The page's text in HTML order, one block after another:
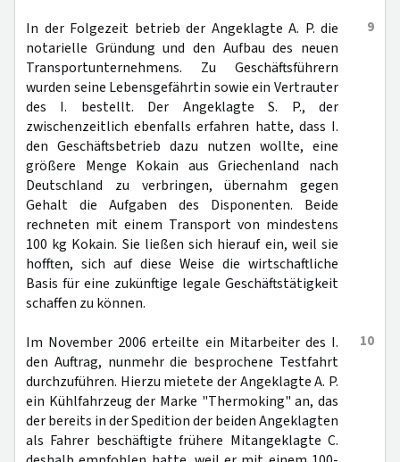
9
In der Folgezeit betrieb der Angeklagte A. P. die
notarielle Gründung und den Aufbau des neuen
Transportunternehmens. Zu Geschäftsführern
wurden seine Lebensgefährtin sowie ein Vertrauter
des I. bestellt. Der Angeklagte S. P., der
zwischenzeitlich ebenfalls erfahren hatte, dass I.
den Geschäftsbetrieb dazu nutzen wollte, eine
größere Menge Kokain aus Griechenland nach
Deutschland zu verbringen, übernahm gegen
Gehalt die Aufgaben des Disponenten. Beide
rechneten mit einem Transport von mindestens
100 kg Kokain. Sie ließen sich hierauf ein, weil sie
hofften, sich auf diese Weise die wirtschaftliche
Basis für eine zukünftige legale Geschäftstätigkeit
schaffen zu können.
10
Im November 2006 erteilte ein Mitarbeiter des I.
den Auftrag, nunmehr die besprochene Testfahrt
durchzuführen. Hierzu mietete der Angeklagte A. P.
ein Kühlfahrzeug der Marke "Thermoking" an, das
der bereits in der Spedition der beiden Angeklagten
als Fahrer beschäftigte frühere Mitangeklagte C.